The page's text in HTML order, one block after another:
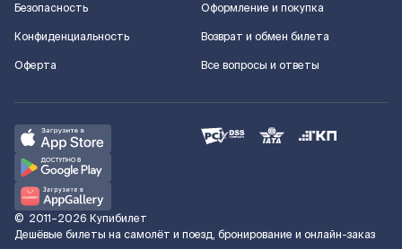
Безопасность
Конфиденциальность
Оферта
Оформление и покупка
Возврат и обмен билета
Все вопросы и ответы
© 2011–2026 Купибилет
Дешёвые билеты на самолёт и поезд, бронирование и онлайн-заказ